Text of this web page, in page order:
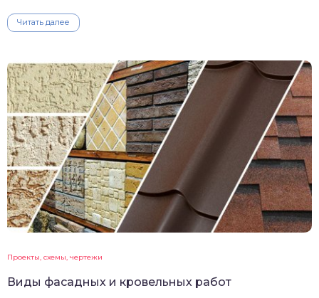
Читать далее
Проекты, схемы, чертежи
Виды фасадных и кровельных работ